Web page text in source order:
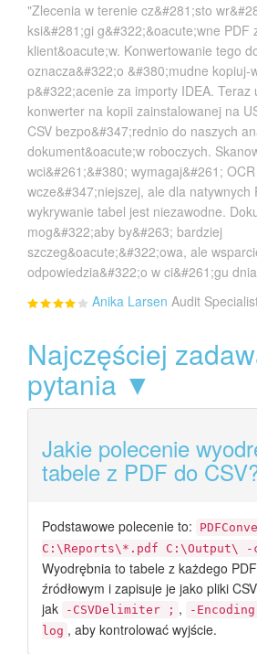
"Zlecenia w terenie cz&#281;sto
ksi&#281;gi g&#322;&oacute;wne PDF
klient&oacute;w. Konwertowanie tego
oznacza&#322;o &#380;mudne kopiuj-
p&#322;acenie za importy IDEA. Teraz
konwerter na kopii zainstalowanej na
CSV bezpo&#347;rednio do naszych
dokument&oacute;w roboczych.
wci&#261;&#380; wymagaj&#261;
wcze&#347;niejszej, ale dla natywnych
wykrywanie tabel jest niezawodne.
mog&#322;aby by&#263; bardziej
szczeg&oacute;&#322;owa, ale
odpowiedzia&#322;o w ci&#261;gu
Anika Larsen Audit
Najczęściej
pytania ▼
Jakie polecenie
tabele z PDF do
Podstawowe polecenie to:
C:\Reports\*.pdf C:\Output\ -c
Wyodrębnia to tabele z każdego
źródłowym i zapisuje je jako pliki
jak
-CSVDelimiter ; , -
log , aby kontrolować wyjście.